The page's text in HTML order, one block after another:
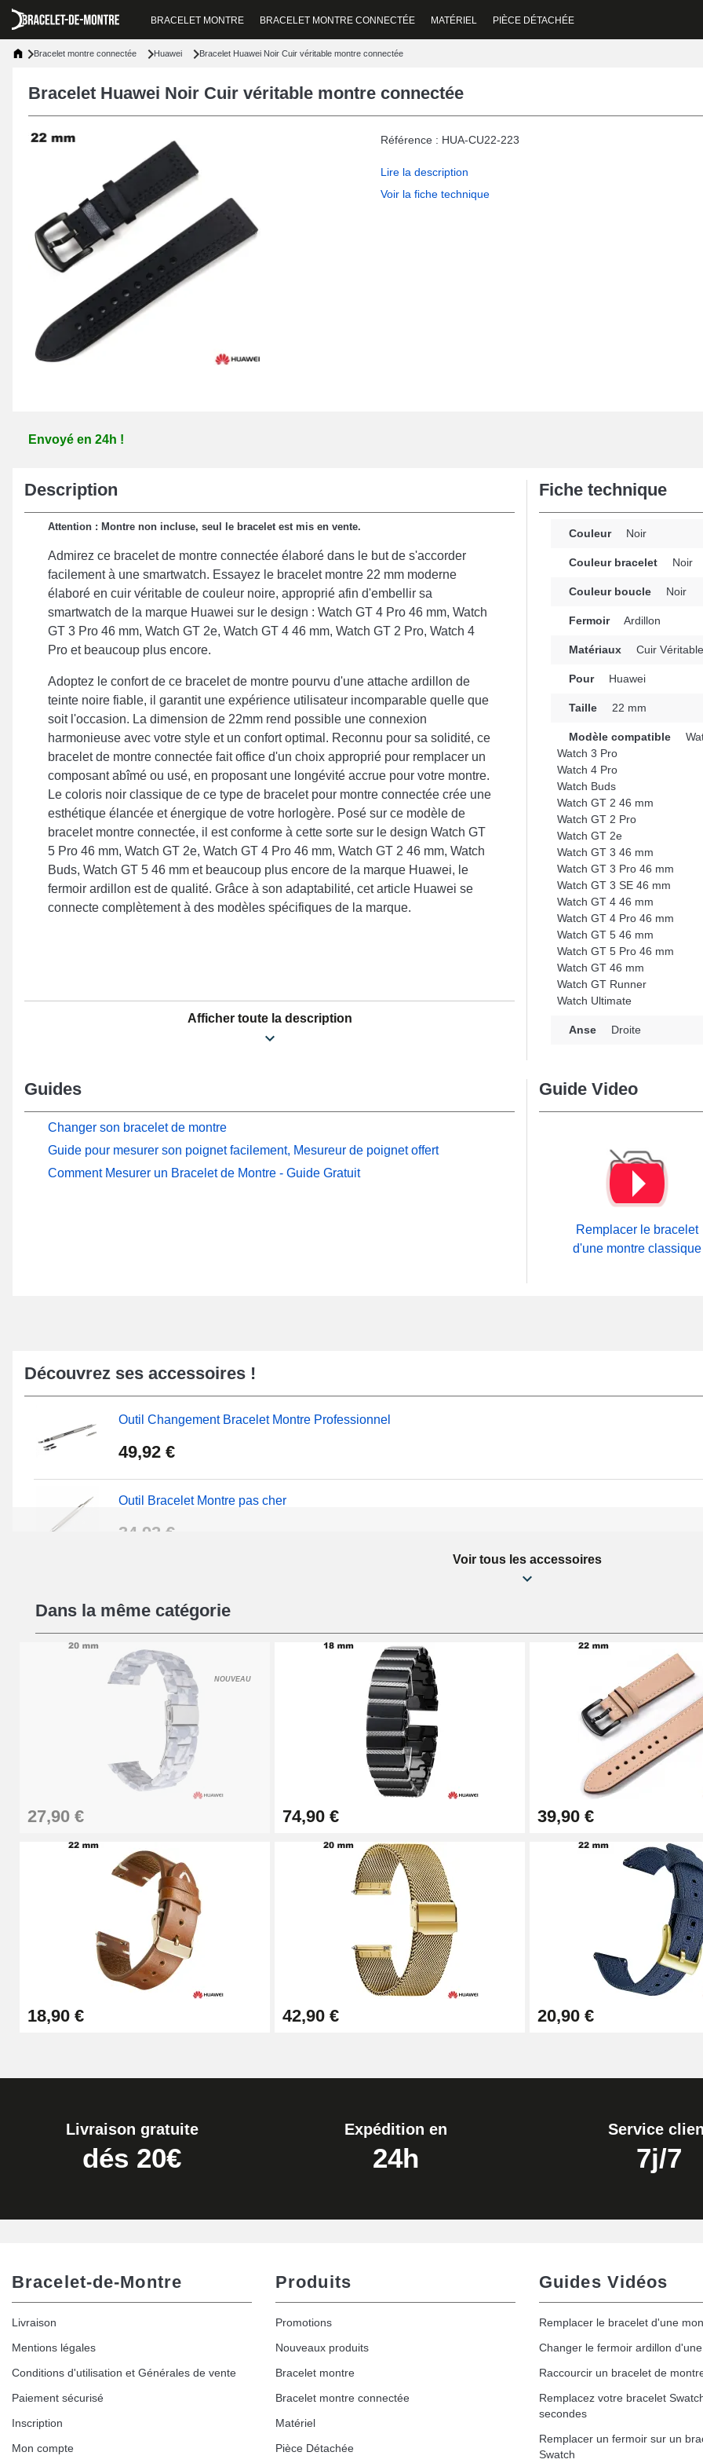
BRACELET MONTRE BRACELET MONTRE CONNECTÉE MATÉRIEL PIÈCE DÉTACHÉE
Bracelet montre connectée Huawei Bracelet Huawei Noir Cuir véritable montre connectée
Bracelet Huawei Noir Cuir véritable montre connectée
Référence : HUA-CU22-223
Lire la description
Voir la fiche technique
Envoyé en 24h !
Description
Attention : Montre non incluse, seul le bracelet est mis en vente.
Admirez ce bracelet de montre connectée élaboré dans le but de s'accorder
facilement à une smartwatch. Essayez le bracelet montre 22 mm moderne
élaboré en cuir véritable de couleur noire, approprié afin d'embellir sa
smartwatch de la marque Huawei sur le design : Watch GT 4 Pro 46 mm, Watch
GT 3 Pro 46 mm, Watch GT 2e, Watch GT 4 46 mm, Watch GT 2 Pro, Watch 4
Pro et beaucoup plus encore.
Adoptez le confort de ce bracelet de montre pourvu d'une attache ardillon de
teinte noire fiable, il garantit une expérience utilisateur incomparable quelle que
soit l'occasion. La dimension de 22mm rend possible une connexion
harmonieuse avec votre style et un confort optimal. Reconnu pour sa solidité, ce
bracelet de montre connectée fait office d'un choix approprié pour remplacer un
composant abîmé ou usé, en proposant une longévité accrue pour votre montre.
Le coloris noir classique de ce type de bracelet pour montre connectée crée une
esthétique élancée et énergique de votre horlogère. Posé sur ce modèle de
bracelet montre connectée, il est conforme à cette sorte sur le design Watch GT
5 Pro 46 mm, Watch GT 2e, Watch GT 4 Pro 46 mm, Watch GT 2 46 mm, Watch
Buds, Watch GT 5 46 mm et beaucoup plus encore de la marque Huawei, le
fermoir ardillon est de qualité. Grâce à son adaptabilité, cet article Huawei se
connecte complètement à des modèles spécifiques de la marque.
Afficher toute la description
Fiche technique
Couleur Noir
Couleur bracelet Noir
Couleur boucle Noir
Fermoir Ardillon
Matériaux Cuir Véritable
Pour Huawei
Taille 22 mm
Modèle compatible
Watch 3 Pro
Watch 4 Pro
Watch Buds
Watch GT 2 46 mm
Watch GT 2 Pro
Watch GT 2e
Watch GT 3 46 mm
Watch GT 3 Pro 46 mm
Watch GT 3 SE 46 mm
Watch GT 4 46 mm
Watch GT 4 Pro 46 mm
Watch GT 5 46 mm
Watch GT 5 Pro 46 mm
Watch GT 46 mm
Watch GT Runner
Watch Ultimate
Anse Droite
Guides
Changer son bracelet de montre
Guide pour mesurer son poignet facilement, Mesureur de poignet offert
Comment Mesurer un Bracelet de Montre - Guide Gratuit
Guide Video
Remplacer le bracelet
d'une montre classique
Découvrez ses accessoires !
Outil Changement Bracelet Montre Professionnel
49,92 €
Outil Bracelet Montre pas cher
34,92 €
16,90 €
Pied à Coulisse Numérique
Pince à Poinçonner (pince trou)
57,42 €
Pince Trou pour Bracelet de Montre
10,90 €
Kit Horlogerie Débutant
26,90 €
Boîte Pompe Bracelet Montre - Diamètre 1,50 mm - 8 à 25 mm
Extracteur de Bracelet de Montre Facile
Voir tous les accessoires
Dans la même catégorie
NOUVEAU
27,90 € 74,90 € 39,90 €
18,90 € 42,90 € 20,90 €
Livraison gratuite
dés 20€
Expédition en
24h
Service
7j/7
Bracelet-de-Montre
Livraison
Mentions légales
Conditions d'utilisation et Générales de vente
Paiement sécurisé
Inscription
Mon compte
Produits
Promotions
Nouveaux produits
Bracelet montre
Bracelet montre connectée
Matériel
Pièce Détachée
Guides Vidéos
Remplacer le bracelet d'une
Changer le fermoir ardillon
Raccourcir un bracelet de
Remplacez votre bracelet
secondes
Remplacer un fermoir sur un
Swatch